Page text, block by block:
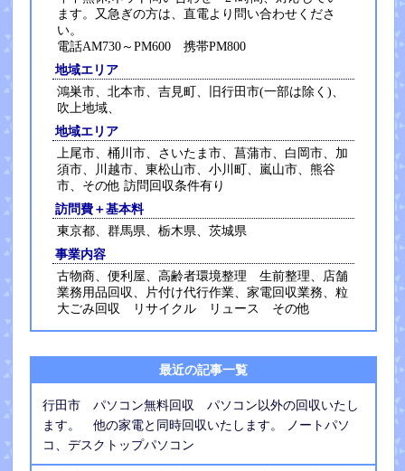
ます。又急ぎの方は、直電より問い合わせくださ
い。
電話AM730～PM600 携帯PM800
地域エリア
鴻巣市、北本市、吉見町、旧行田市(一部は除く)、
吹上地域、
地域エリア
上尾市、桶川市、さいたま市、菖蒲市、白岡市、加
須市、川越市、東松山市、小川町、嵐山市、熊谷
市、その他 訪問回収条件有り
訪問費＋基本料
東京都、群馬県、栃木県、茨城県
事業内容
古物商、便利屋、高齢者環境整理 生前整理、店舗
業務用品回収、片付け代行作業、家電回収業務、粒
大ごみ回収 リサイクル リュース その他
最近の記事一覧
行田市 パソコン無料回収 パソコン以外の回収いたし
ます。 他の家電と同時回収いたします。 ノートパソ
コ、デスクトップパソコン